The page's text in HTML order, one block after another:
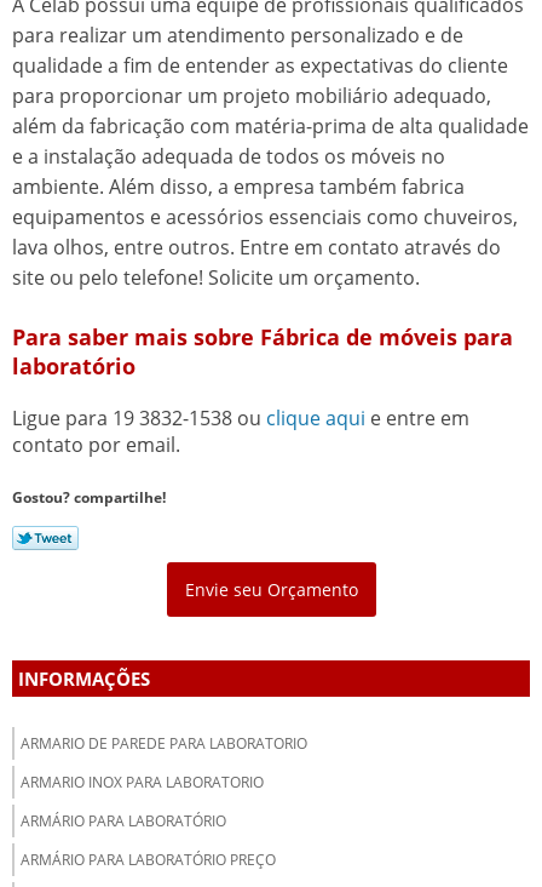
para realizar um atendimento personalizado e de
qualidade a fim de entender as expectativas do cliente
para proporcionar um projeto mobiliário adequado,
além da fabricação com matéria-prima de alta qualidade
e a instalação adequada de todos os móveis no
ambiente. Além disso, a empresa também fabrica
equipamentos e acessórios essenciais como chuveiros,
lava olhos, entre outros. Entre em contato através do
site ou pelo telefone! Solicite um orçamento.
Para saber mais sobre Fábrica de móveis para
laboratório
Ligue para 19 3832-1538 ou clique aqui e entre em
contato por email.
Gostou? compartilhe!
Envie seu Orçamento
INFORMAÇÕES
ARMARIO DE PAREDE PARA LABORATORIO
ARMARIO INOX PARA LABORATORIO
ARMÁRIO PARA LABORATÓRIO
ARMÁRIO PARA LABORATÓRIO PREÇO